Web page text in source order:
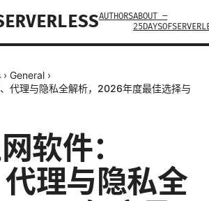
AUTHORSABOUT —
› General ›
代理与隐私全解析，2026年度最佳选择与
软件：
理与隐私全